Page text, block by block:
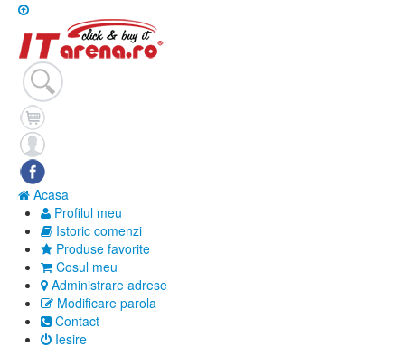
Acasa
Profilul meu
Istoric comenzi
Produse favorite
Cosul meu
Administrare adrese
Modificare parola
Contact
Iesire